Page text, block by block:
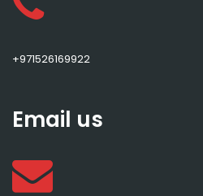
+971526169922
Email us